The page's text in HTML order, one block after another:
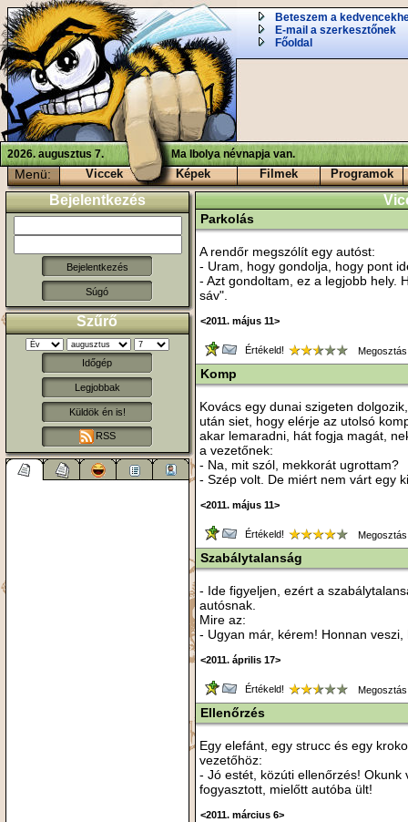
Beteszem a
E-mail a szerkesztőnek
Főoldal
2026. augusztus 7. Ma Ibolya névnapja van.
Menü: Viccek Képek Filmek Programok
Bejelentkezés
Súgó
Szűrő
Időgép
Legjobbak
Küldök én is!
RSS
Parkolás
A rendőr megszólít egy autóst:
- Uram, hogy gondolja, hogy pont
- Azt gondoltam, ez a legjobb hely.
sáv".
<2011. május 11>
Értékeld!
Komp
Kovács egy dunai szigeten
után siet, hogy elérje az utolsó
akar lemaradni, hát fogja magát,
a vezetőnek:
- Na, mit szól, mekkorát ugrottam?
- Szép volt. De miért nem várt egy
<2011. május 11>
Értékeld!
Szabálytalanság
- Ide figyeljen, ezért a
autósnak.
Mire az:
- Ugyan már, kérem! Honnan
<2011. április 17>
Értékeld!
Ellenőrzés
Egy elefánt, egy strucc és egy
vezetőhöz:
- Jó estét, közúti ellenőrzés!
fogyasztott, mielőtt autóba ült!
<2011. március 6>